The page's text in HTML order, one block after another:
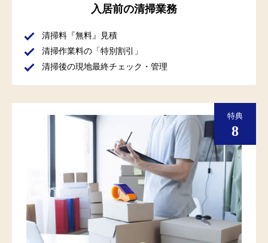
入居前の清掃業務
清掃料『無料』見積
清掃作業料の「特別割引」
清掃後の現地最終チェック・管理